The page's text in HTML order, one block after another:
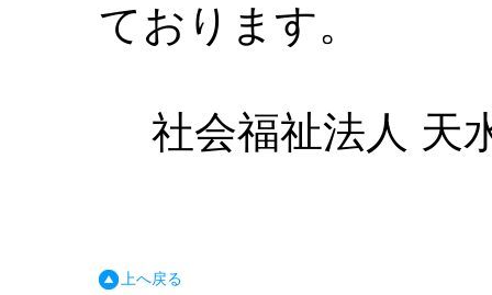
ております。
社会福祉法人
上へ戻る